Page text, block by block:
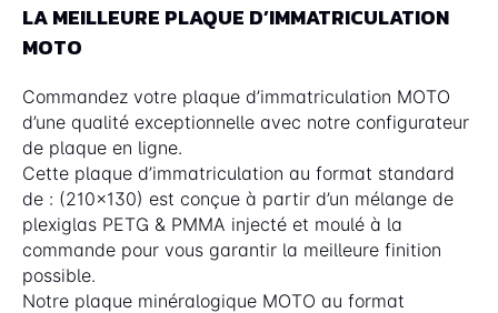
LA MEILLEURE PLAQUE D’IMMATRICULATION
MOTO
Commandez votre plaque d’immatriculation MOTO
d’une qualité exceptionnelle avec notre configurateur
de plaque en ligne.
Cette plaque d’immatriculation au format standard
de : (210x130) est conçue à partir d’un mélange de
plexiglas PETG & PMMA injecté et moulé à la
commande pour vous garantir la meilleure finition
possible.
Notre plaque minéralogique MOTO au format